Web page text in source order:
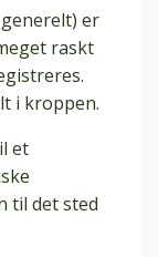
er
raskt
i kroppen.
et
til det sted